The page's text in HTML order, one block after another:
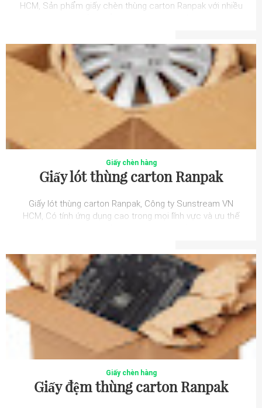
HCM, Sản phẩm giấy chèn thùng carton Ranpak với nhiều
Giấy chèn hàng
Giấy lót thùng carton Ranpak
Giấy lót thùng carton Ranpak, Công ty Sunstream VN
HCM, Có tính ứng dụng cao trong mọi lĩnh vực và ưu thế
Giấy chèn hàng
Giấy đệm thùng carton Ranpak